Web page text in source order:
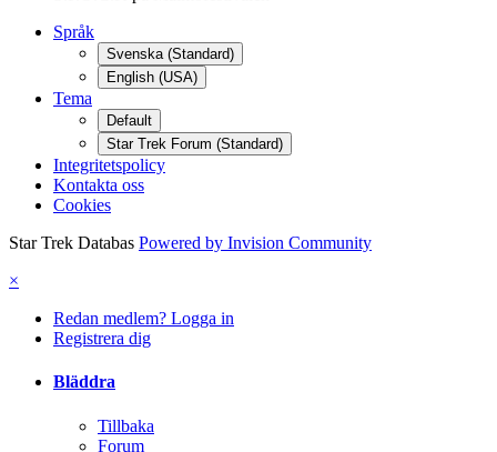
Språk
Svenska (Standard)
English (USA)
Tema
Default
Star Trek Forum (Standard)
Integritetspolicy
Kontakta oss
Cookies
Star Trek Databas Powered by Invision Community
×
Redan medlem? Logga in
Registrera dig
Bläddra
Tillbaka
Forum